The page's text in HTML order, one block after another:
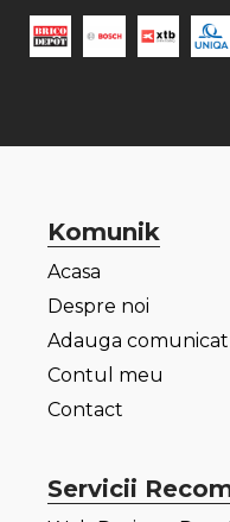
Komunik
Acasa
Despre noi
Adauga comunicat
Contul meu
Contact
Servicii